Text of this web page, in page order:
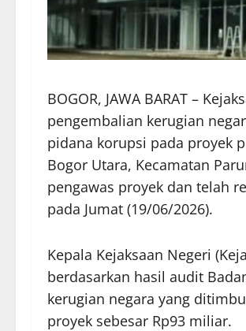
BOGOR, JAWA BARAT –
pengembalian kerugian
pidana korupsi pada proyek
Bogor Utara, Kecamatan
pengawas proyek dan telah
pada Jumat (19/06/2026).
Kepala Kejaksaan Negeri
berdasarkan hasil audit
kerugian negara yang
proyek sebesar Rp93 miliar.